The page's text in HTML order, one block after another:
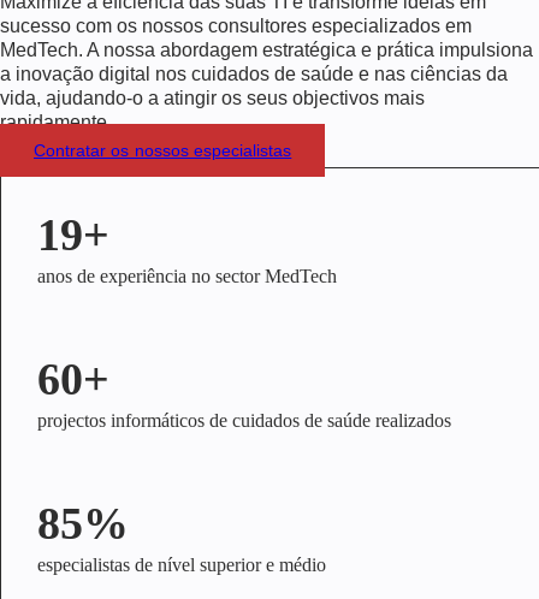
sucesso com os nossos consultores especializados em
MedTech. A nossa abordagem estratégica e prática impulsiona
a inovação digital nos cuidados de saúde e nas ciências da
vida, ajudando-o a atingir os seus objectivos mais
rapidamente.
Contratar os nossos especialistas
19+
anos de experiência no sector MedTech
60+
projectos informáticos de cuidados de saúde realizados
85%
especialistas de nível superior e médio